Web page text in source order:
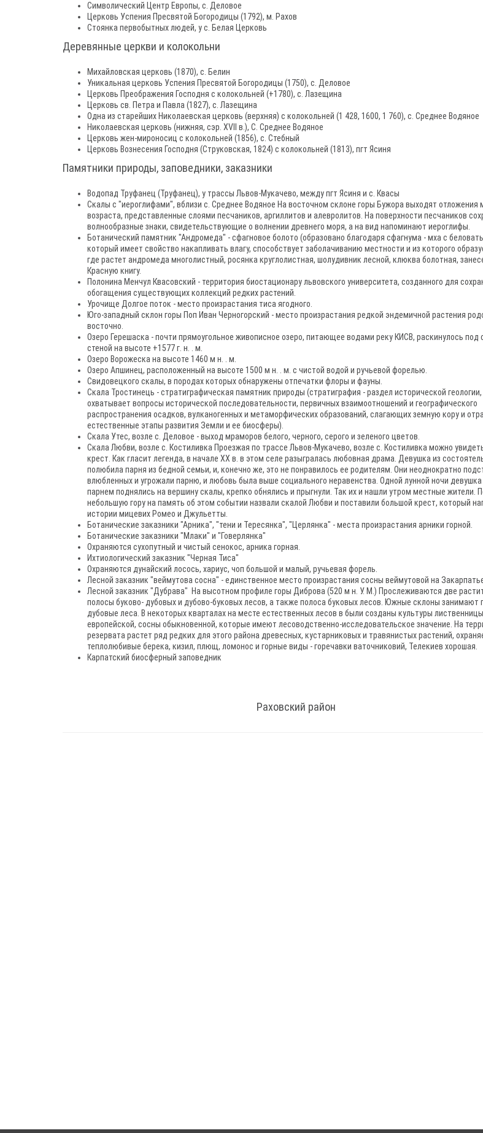
Символический Центр Европы, с. Деловое
Церковь Успения Пресвятой Богородицы (1792), м. Рахов
Стоянка первобытных людей, у с. Белая Церковь
Деревянные церкви и колокольни
Михайловская церковь (1870), с. Белин
Уникальная церковь Успения Пресвятой Богородицы (1750), с. Деловое
Церковь Преображения Господня с колокольней (+1780), с. Лазещина
Церковь св. Петра и Павла (1827), с. Лазещина
Одна из старейших Николаевская церковь (верхняя) с колокольней (1 428, 1600, 1 760), с. Среднее Водяное
Николаевская церковь (нижняя, сэр. XVII в.), С. Среднее Водяное
Церковь жен-мироносиц с колокольней (1856), с. Стебный
Церковь Вознесения Господня (Струковская, 1824) с колокольней (1813), пгт Ясиня
Памятники природы, заповедники, заказники
Водопад Труфанец (Труфанец), у трассы Львов-Мукачево, между пгт Ясиня и с. Квасы
Скалы с "иероглифами", вблизи с. Среднее Водяное На восточном склоне горы Бужора выходят отложения
возраста, представленные слоями песчаников, аргиллитов и алевролитов. На поверхности песчаников
волнообразные знаки, свидетельствующие о волнении древнего моря, а на вид напоминают иероглифы.
Ботанический памятник "Андромеда" - сфагновое болото (образовано благодаря сфагнума - мха с
который имеет свойство накапливать влагу, способствует заболачиванию местности и из которого
где растет андромеда многолистный, росянка круглолистная, шолудивник лесной, клюква болотная,
Красную книгу.
Полонина Менчул Квасовский - территория биостационару львовского университета, созданного для
обогащения существующих коллекций редких растений.
Урочище Долгое поток - место произрастания тиса ягодного.
Юго-западный склон горы Поп Иван Черногорский - место произрастания редкой эндемичной растения
восточно.
Озеро Герешаска - почти прямоугольное живописное озеро, питающее водами реку КИСВ, раскинулось под
стеной на высоте +1577 г. н. . м.
Озеро Ворожеска на высоте 1460 м н. . м.
Озеро Апшинец, расположенный на высоте 1500 м н. . м. с чистой водой и ручьевой форелью.
Свидовецкого скалы, в породах которых обнаружены отпечатки флоры и фауны.
Скала Тростинець - стратиграфическая памятник природы (cтратиграфия - раздел исторической
охватывает вопросы исторической последовательности, первичных взаимоотношений и географического
распространения осадков, вулканогенных и метаморфических образований, слагающих земную кору и
естественные этапы развития Земли и ее биосферы).
Скала Утес, возле с. Деловое - выход мраморов белого, черного, серого и зеленого цветов.
Скала Любви, возле с. Костиливка Проезжая по трассе Львов-Мукачево, возле с. Костиливка можно
крест. Как гласит легенда, в начале ХХ в. в этом селе разыгралась любовная драма. Девушка из
полюбила парня из бедной семьи, и, конечно же, это не понравилось ее родителям. Они неоднократно
влюбленных и угрожали парню, и любовь была выше социального неравенства. Одной лунной ночи девушка
парнем поднялись на вершину скалы, крепко обнялись и прыгнули. Так их и нашли утром местные жители.
небольшую гору на память об этом событии назвали скалой Любви и поставили большой крест, который
истории мицевих Ромео и Джульетты.
Ботанические заказники "Арника", "тени и Тересянка", "Церлянка" - места произрастания арники горной.
Ботанические заказники "Млаки" и "Говерлянка"
Охраняются сухопутный и чистый сенокос, арника горная.
Ихтиологический заказник "Черная Тиса"
Охраняются дунайский лосось, хариус, чоп большой и малый, ручьевая форель.
Лесной заказник "веймутова сосна" - единственное место произрастания сосны веймутовой на
Лесной заказник "Дубрава" На высотном профиле горы Диброва (520 м н. У. М.) Прослеживаются две
полосы буково- дубовых и дубово-буковых лесов, а также полоса буковых лесов. Южные склоны занимают
дубовые леса. В некоторых кварталах на месте естественных лесов в были созданы культуры лиственницы
европейской, сосны обыкновенной, которые имеют лесоводственно-исследовательское значение. На
резервата растет ряд редких для этого района древесных, кустарниковых и травянистых растений,
теплолюбивые берека, кизил, плющ, ломонос и горные виды - горечавки ваточниковий, Телекиев хорошая.
Карпатский биосферный заповедник
Раховский район